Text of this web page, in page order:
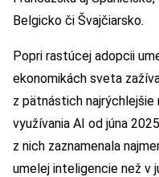
Belgicko či Švajčiarsko.
Popri rastúcej adopcii
ekonomikách sveta
z pätnástich
využívania AI od júna
z nich zaznamenala
umelej inteligencie než v